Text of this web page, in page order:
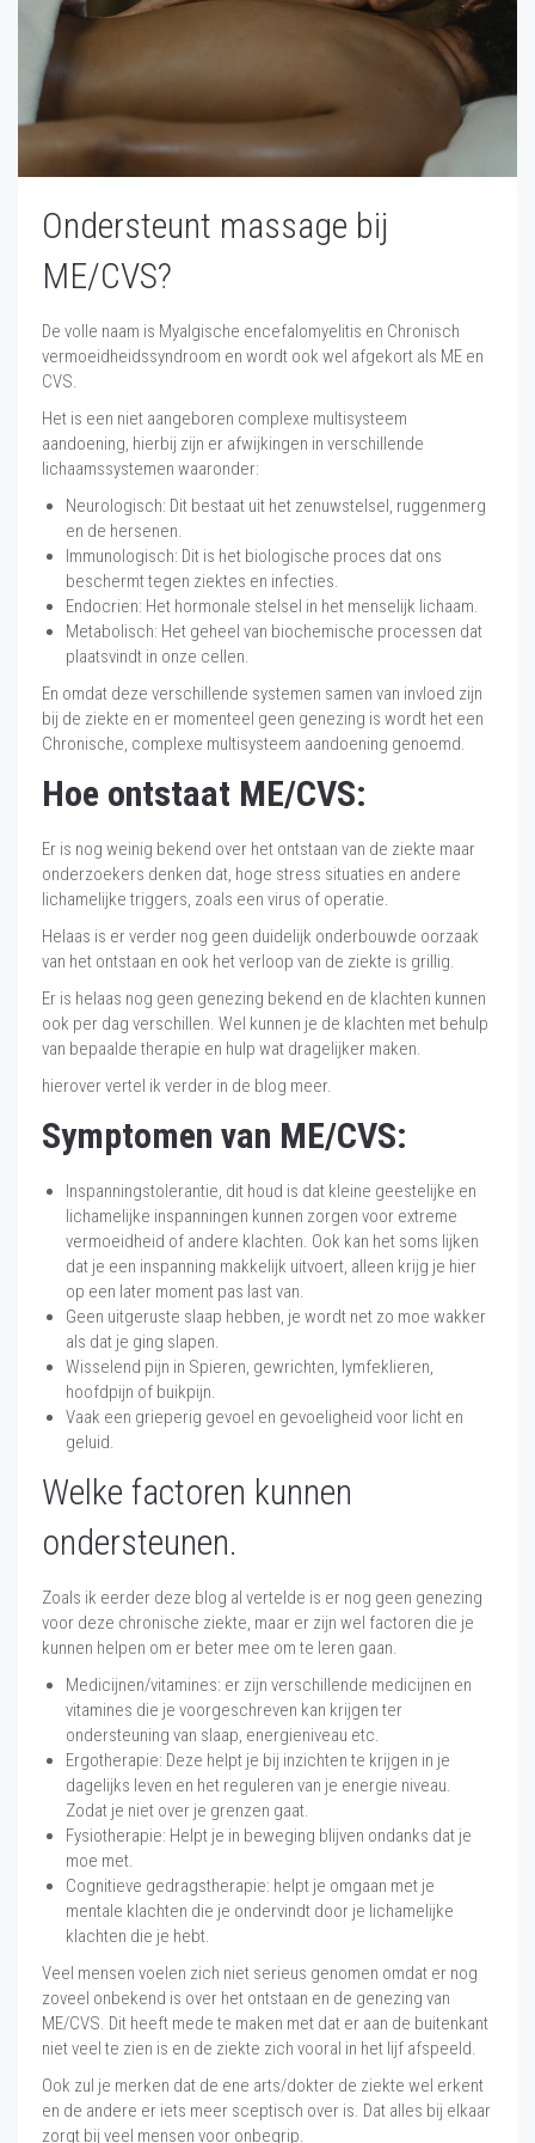
Ondersteunt massage bij
ME/CVS?
De volle naam is Myalgische encefalomyelitis en Chronisch
vermoeidheidssyndroom en wordt ook wel afgekort als ME en
CVS.
Het is een niet aangeboren complexe multisysteem
aandoening, hierbij zijn er afwijkingen in verschillende
lichaamssystemen waaronder:
Neurologisch: Dit bestaat uit het zenuwstelsel, ruggenmerg
en de hersenen.
Immunologisch: Dit is het biologische proces dat ons
beschermt tegen ziektes en infecties.
Endocrien: Het hormonale stelsel in het menselijk lichaam.
Metabolisch: Het geheel van biochemische processen dat
plaatsvindt in onze cellen.
En omdat deze verschillende systemen samen van invloed zijn
bij de ziekte en er momenteel geen genezing is wordt het een
Chronische, complexe multisysteem aandoening genoemd.
Hoe ontstaat ME/CVS:
Er is nog weinig bekend over het ontstaan van de ziekte maar
onderzoekers denken dat, hoge stress situaties en andere
lichamelijke triggers, zoals een virus of operatie.
Helaas is er verder nog geen duidelijk onderbouwde oorzaak
van het ontstaan en ook het verloop van de ziekte is grillig.
Er is helaas nog geen genezing bekend en de klachten kunnen
ook per dag verschillen. Wel kunnen je de klachten met behulp
van bepaalde therapie en hulp wat dragelijker maken.
hierover vertel ik verder in de blog meer.
Symptomen van ME/CVS:
Inspanningstolerantie, dit houd is dat kleine geestelijke en
lichamelijke inspanningen kunnen zorgen voor extreme
vermoeidheid of andere klachten. Ook kan het soms lijken
dat je een inspanning makkelijk uitvoert, alleen krijg je hier
op een later moment pas last van.
Geen uitgeruste slaap hebben, je wordt net zo moe wakker
als dat je ging slapen.
Wisselend pijn in Spieren, gewrichten, lymfeklieren,
hoofdpijn of buikpijn.
Vaak een grieperig gevoel en gevoeligheid voor licht en
geluid.
Welke factoren kunnen
ondersteunen.
Zoals ik eerder deze blog al vertelde is er nog geen genezing
voor deze chronische ziekte, maar er zijn wel factoren die je
kunnen helpen om er beter mee om te leren gaan.
Medicijnen/vitamines: er zijn verschillende medicijnen en
vitamines die je voorgeschreven kan krijgen ter
ondersteuning van slaap, energieniveau etc.
Ergotherapie: Deze helpt je bij inzichten te krijgen in je
dagelijks leven en het reguleren van je energie niveau.
Zodat je niet over je grenzen gaat.
Fysiotherapie: Helpt je in beweging blijven ondanks dat je
moe met.
Cognitieve gedragstherapie: helpt je omgaan met je
mentale klachten die je ondervindt door je lichamelijke
klachten die je hebt.
Veel mensen voelen zich niet serieus genomen omdat er nog
zoveel onbekend is over het ontstaan en de genezing van
ME/CVS. Dit heeft mede te maken met dat er aan de buitenkant
niet veel te zien is en de ziekte zich vooral in het lijf afspeeld.
Ook zul je merken dat de ene arts/dokter de ziekte wel erkent
en de andere er iets meer sceptisch over is. Dat alles bij elkaar
zorgt bij veel mensen voor onbegrip.